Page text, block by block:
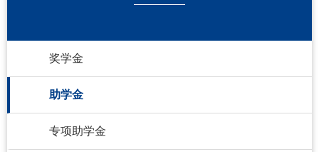
奖学金
助学金
专项助学金